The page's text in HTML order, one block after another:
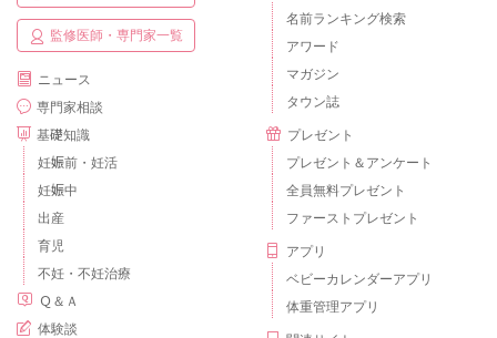
監修医師・専門家一覧
ニュース
専門家相談
基礎知識
妊娠前・妊活
妊娠中
出産
育児
不妊・不妊治療
Ｑ＆Ａ
体験談
名前ランキング検索
アワード
マガジン
タウン誌
プレゼント
プレゼント＆アンケート
全員無料プレゼント
ファーストプレゼント
アプリ
ベビーカレンダーアプリ
体重管理アプリ